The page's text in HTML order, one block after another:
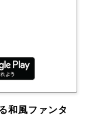
和風ファンタ